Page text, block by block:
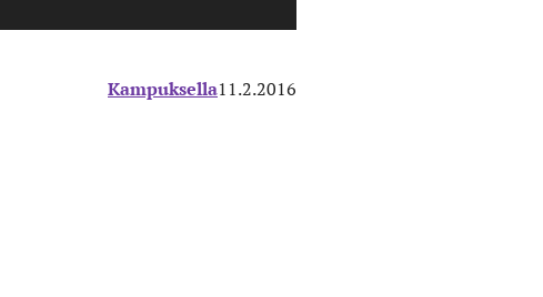
Kampuksella11.2.2016